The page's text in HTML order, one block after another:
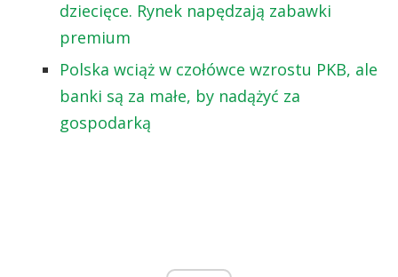
dziecięce. Rynek napędzają zabawki
premium
Polska wciąż w czołówce wzrostu PKB, ale
banki są za małe, by nadążyć za
gospodarką